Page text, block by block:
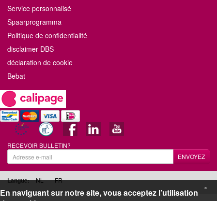
Service personnalisé
Spaarprogramma
Politique de confidentialité
disclaimer DBS
déclaration de cookie
Bebat
RECEVOIR BULLETIN?
ENVOYEZ
Langue: NL FR
En naviguant sur notre site, vous acceptez l’utilisation
×